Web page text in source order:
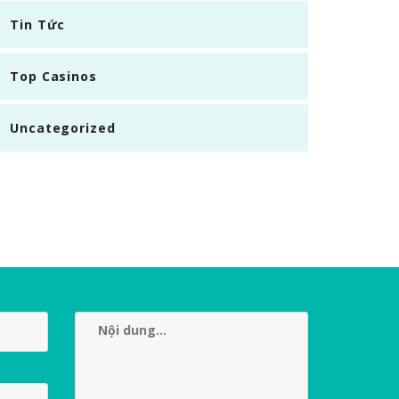
Tin Tức
Top Casinos
Uncategorized